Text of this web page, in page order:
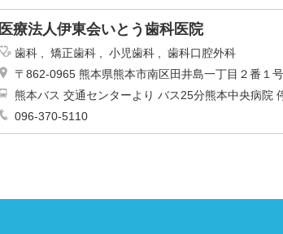
医療法人伊東会いとう歯科医院
歯科 矯正歯科 小児歯科
歯科口腔外科
〒862-0965 熊本県熊本市南区田井島一丁目２番１
熊本バス 交通センターより バス25分熊本中央病院
096-370-5110